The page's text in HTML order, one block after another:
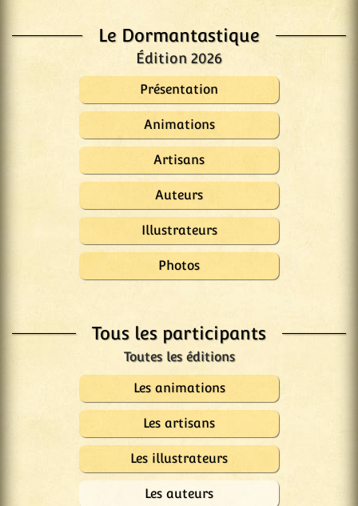
Le Dormantastique
Édition 2026
Présentation
Animations
Artisans
Auteurs
Illustrateurs
Photos
Tous les participants
Les animations
Les artisans
Les illustrateurs
Les auteurs